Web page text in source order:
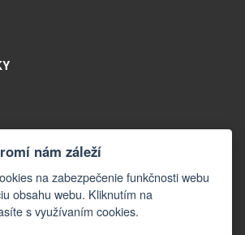
nám záleží
na zabezpečenie funkčnosti webu
obsahu webu. Kliknutím na
s využívaním cookies.